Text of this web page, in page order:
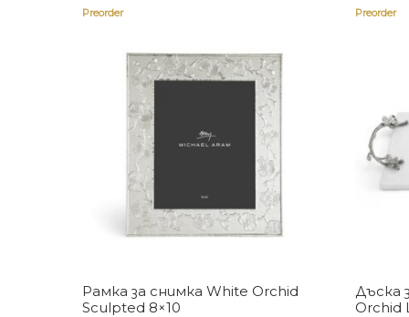
Preorder
Купи
Рамка за снимка White Orchid
Sculpted 8×10
Preorder
Дъска
Orchid